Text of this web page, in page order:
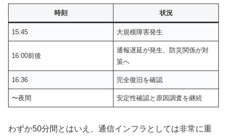
時刻 状況
15:45 大規模障害発生
16:00前後
通報遅延が発生、防災関係が対
策へ
16:36 完全復旧を確認
〜夜間 安定性確認と原因調査を継続
わずか50分間とはいえ、通信インフラとしては非常に重